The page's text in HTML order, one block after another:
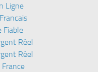
Ligne
Fiable
Réel
Réel
France